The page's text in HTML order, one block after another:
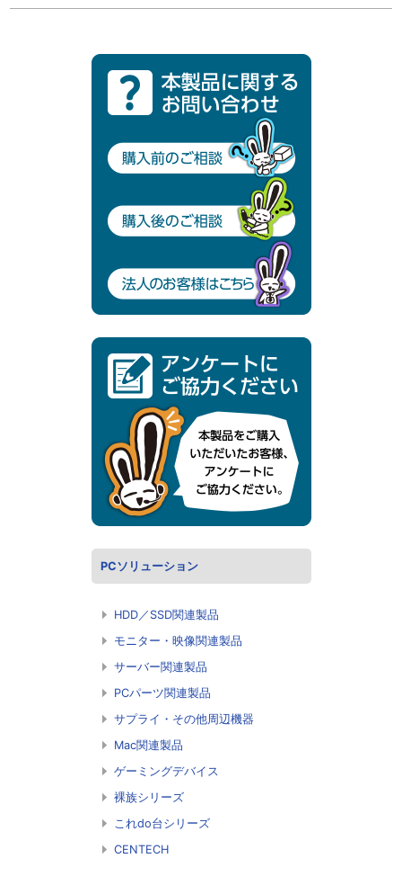
PCソリューション
HDD／SSD関連製品
モニター・映像関連製品
サーバー関連製品
PCパーツ関連製品
サプライ・その他周辺機器
Mac関連製品
ゲーミングデバイス
裸族シリーズ
これdo台シリーズ
CENTECH